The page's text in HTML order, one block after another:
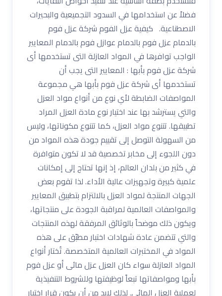
فضلاً عن استخدامها في السدود التجميعية والبحيرات
الاصطناعية. كيفية عزل الفوم شركة عزل فوم
بالدمام عزل فوم بالدمام عوازل فوم بالدمام المعايير
الواجب توافرها في المواد العازلة التى تستخدمها أى
شركة عزل فوم بأبها : المعايير التى يجب أن
تستخدمها أى شركة عزل فوم بأبها هي مجموعة
المواصفات الضابطة لأي نوع من أنواع مواد العزل
والتي يسترشد بها عند اختيار نوع مادة العزل المراد
تطبيقها. تتنوع مواد العزل، كما تتنوع مكوناتها، وليس
من السهولة التوصل إلى تقييم جودة هذه المواد من
دون اللجوء إلى مخابر تخصصية قد لا تكون متوافرة
في كثير من بلدان العالم، إذ إنها تحتاج إلى إمكانات
علمية كبيرة وتجهيزات عالية الأداء. لذا تقوم بعض
الجهات المنتجة لمواد العزل بالالتزام بتطبيق المعايير
والمواصفات العالمية لمراقبة الجودة على منتجاتها،
ويكون ذلك موضحاً بالوثائق المرفقة لهذه المنتجات
والتي تتضمن عادة شهادات اختبار مطبّق على هذه
المواد في المختبرات العالمية المتخصصة. تُختار أنواع
المواد العازلة سواء كان العزل عزل مائى أو عزل فوم
بأبها ومواصفاتها تبعاً لوظيفتها وللشروط التنفيذية
لعملية العزل المائي. لذلك لابد من أن يكون قرار اختيار